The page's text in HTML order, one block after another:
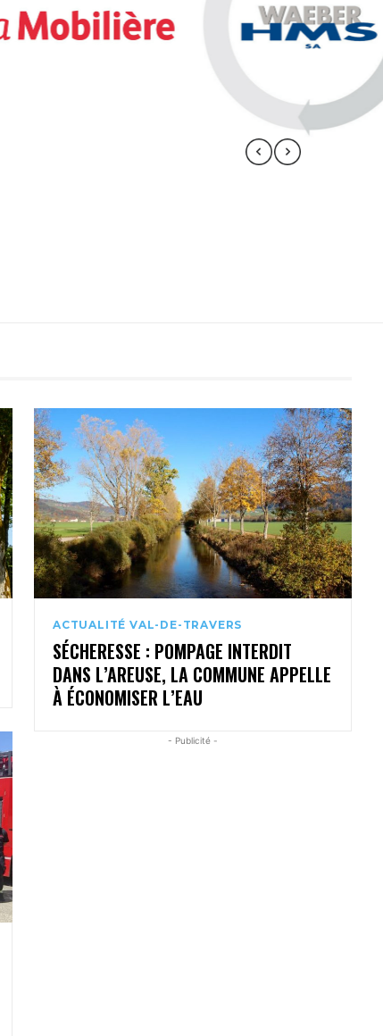
ACTUALITÉ VAL-DE-TRAVERS
SÉCHERESSE : POMPAGE INTERDIT
DANS L’AREUSE, LA COMMUNE APPELLE
À ÉCONOMISER L’EAU
- Publicité -